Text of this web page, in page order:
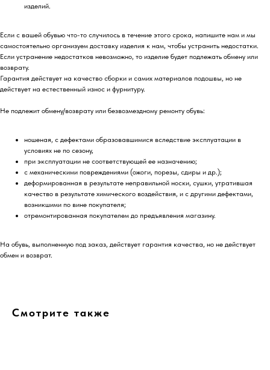
изделий.
Если с вашей обувью что-то случилось в течение этого срока, напишите нам и мы
самостоятельно организуем доставку изделия к нам, чтобы устранить недостатки.
Если устранение недостатков невозможно, то изделие будет подлежать обмену или
возврату.
Гарантия действует на качество сборки и самих материалов подошвы, но не
действует на естественный износ и фурнитуру.
Не подлежит обмену/возврату или безвозмездному ремонту обувь:
ношеная, с дефектами образовавшимися вследствие эксплуатации в
условиях не по сезону,
при эксплуатации не соответствующей ее назначению;
с механическими повреждениями (ожоги, порезы, сдиры и др.);
деформированная в результате неправильной носки, сушки, утратившая
качество в результате химического воздействия, и с другими дефектами,
возникшими по вине покупателя;
отремонтированная покупателем до предъявления магазину.
На обувь, выполненную под заказ, действует гарантия качества, но не действует
обмен и возврат.
Смотрите также